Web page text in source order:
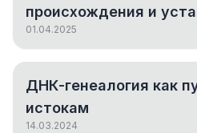
происхождения и
01.04.2025
ДНК-генеалогия как
истокам
14.03.2024